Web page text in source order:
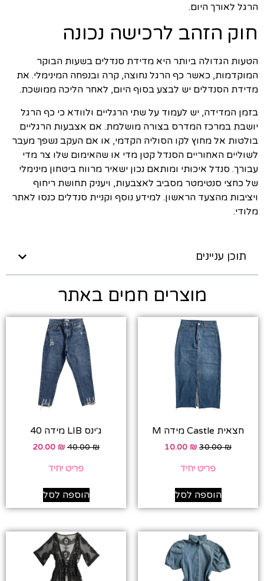
הרגל לאורך היום.
חוק הזהב לרכישה נכונה
הטעות הגדולה ביותר היא מדידת סנדלים בשעות הבוקר
המוקדמות, כאשר כף הרגל נחוצה, קרה ובנפחה המינימלי. את
מדידת הסנדלים יש לבצע בסוף היום, לאחר הליכה ממושכת.
בזמן המדידה, יש לעמוד על שתי הרגליים ולוודא כי כף הרגל
יושבת במרכז המדרס בצורה מושלמת. אם אצבעות הרגליים
בולטות אל מחוץ לקו הסוליה הקדמי, או אם העקב נשפך מעבר
לשוליים האחוריים הסנדל קטן מדי או שהאימום שלו צר מדי
עבורך. סנדל איכותי ומותאם נכון ישאיר מרווח ביטחון מינימלי
של כחצי סנטימטר מסביב לאצבעות, ויעניק תחושת ריחוף
ויציבות מהצעד הראשון. למידע נוסף וקניית סנדלים כנסו לאתר
מלודי.
תוכן עניינים
מוצרים חמים באתר
חצאית Castle מידה M
30.00₪
10.00 ₪
פריט יחיד
הוספה לסל
ג׳ינס LIB מידה 40
40.00₪
20.00 ₪
פריט יחיד
הוספה לסל